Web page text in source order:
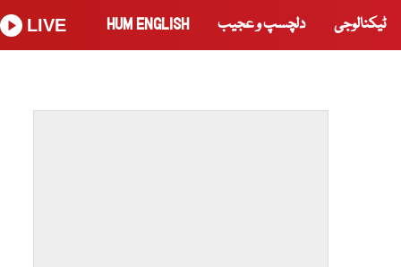
ٹیکنالوجی دلچسپ و عجیب HUM ENGLISH
LIVE